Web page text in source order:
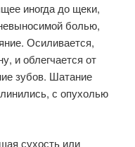
иногда до щеки,
болью,
Осиливается,
и облегчается от
зубов. Шатание
с опухолью
сухость или